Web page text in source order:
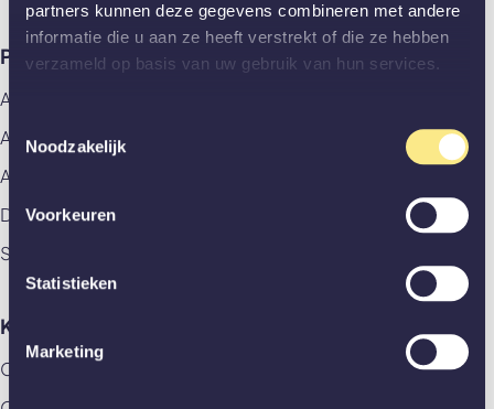
partners kunnen deze gegevens combineren met andere
informatie die u aan ze heeft verstrekt of die ze hebben
verzameld op basis van uw gebruik van hun services.
Noodzakelijk
Voorkeuren
Statistieken
Marketing
Producten
Alle producten
Aluminium deuren
Akoestische panelen
Deuren
Stalen deuren
Klantenservice
Contact